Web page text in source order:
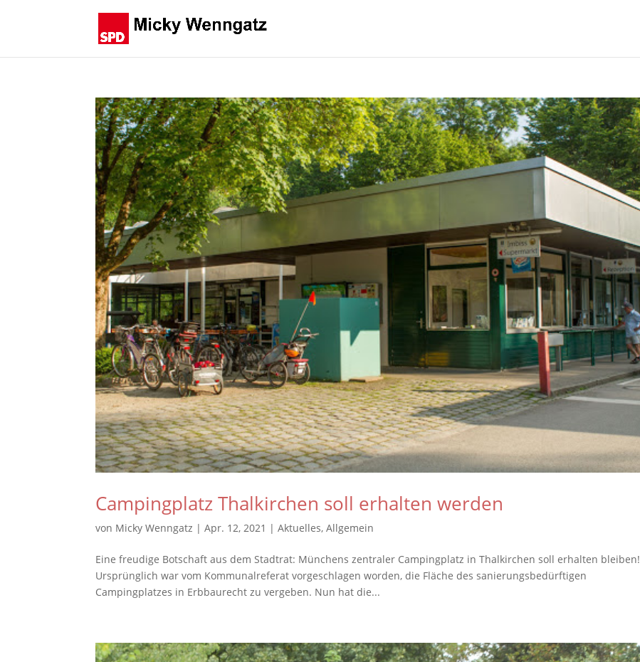
Campingplatz Thalkirchen soll erhalten werden
von Micky Wenngatz |Apr. 12, 2021 |Aktuelles,Allgemein
Eine freudige Botschaft aus dem Stadtrat: Münchens zentraler Campingplatz in Thalkirchen soll erhalten bleiben!
Ursprünglich war vom Kommunalreferat vorgeschlagen worden, die Fläche des sanierungsbedürftigen
Campingplatzes in Erbbaurecht zu vergeben. Nun hat die...